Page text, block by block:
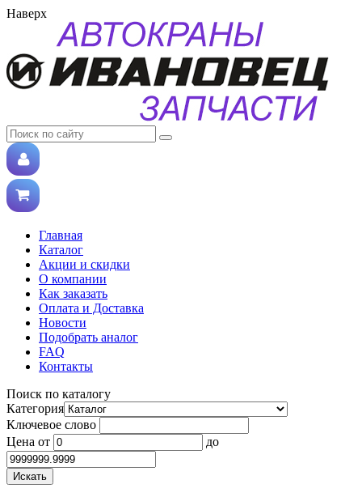
Наверх
Главная
Каталог
Акции и скидки
О компании
Как заказать
Оплата и Доставка
Новости
Подобрать аналог
FAQ
Контакты
Поиск по каталогу
Категория
Ключевое слово
Цена от до